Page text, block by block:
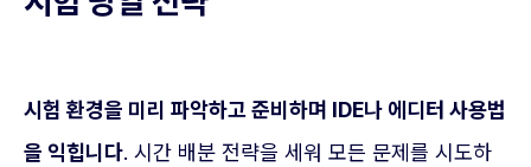
시험 환경을 미리 파악하고 준비하며 IDE나 에디터 사용법
을 익힙니다. 시간 배분 전략을 세워 모든 문제를 시도하